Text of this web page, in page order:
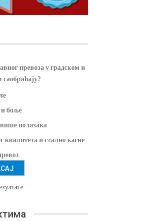
превоза у градском и
боље
полазака
квалитета и стално касне